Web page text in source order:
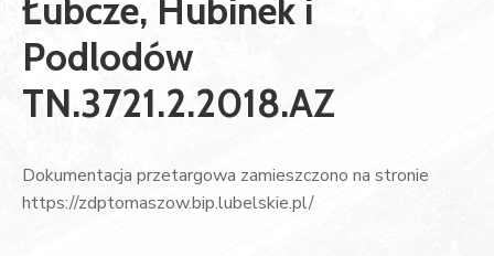
Łubcze, Hubinek i
Podlodów
TN.3721.2.2018.AZ
Dokumentacja przetargowa zamieszczono na stronie
https://zdptomaszow.bip.lubelskie.pl/